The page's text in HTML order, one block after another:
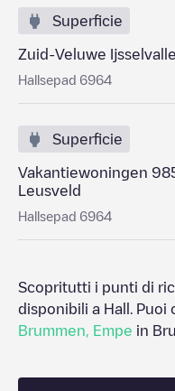
Superficie
Zuid-Veluwe
Hallsepad 6964
Superficie
Vakantiewoningen
Leusveld
Hallsepad 6964
Scopritutti i punti di
disponibili a Hall .
Brummen
Empe in